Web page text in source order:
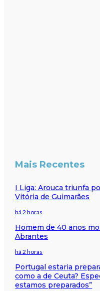
Mais Recentes
I Liga: Arouca triunfa
Vitória de Guimarães
há 2 horas
Homem de 40 anos
Abrantes
há 2 horas
Portugal estaria
como a de Ceuta?
estamos preparados”